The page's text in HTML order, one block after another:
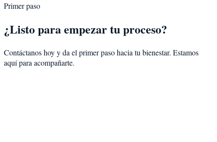
Primer paso
¿Listo para empezar tu proceso?
Contáctanos hoy y da el primer paso hacia tu bienestar. Estamos
aquí para acompañarte.